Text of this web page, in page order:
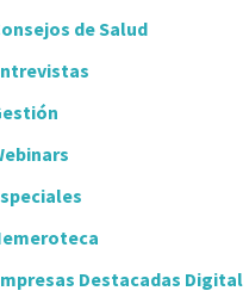
de Salud
Destacadas Digital